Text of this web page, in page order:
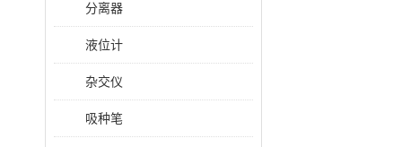
分离器
液位计
杂交仪
吸种笔